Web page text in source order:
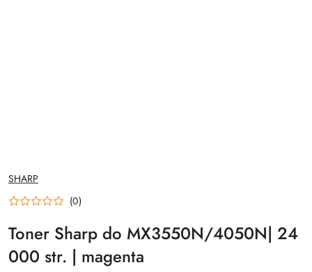
NAZWA
PRODUCENTA:
SHARP
(0)
Toner Sharp do MX3550N/4050N| 24
000 str. | magenta